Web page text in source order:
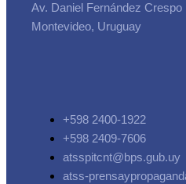
Av. Daniel Fernández Crespo
Montevideo, Uruguay
+598 2400-1922
+598 2409-7606
atsspitcnt@bps.gub.uy
atss-